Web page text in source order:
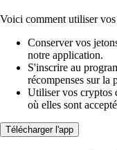
Voici comment utiliser
Conserver vos
notre application.
S'inscrire au
récompenses sur la
Utiliser vos cryptos
où elles sont
Télécharger l'app